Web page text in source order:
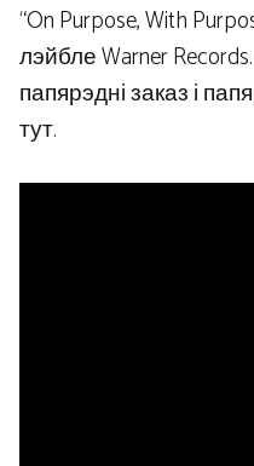
“On Purpose, With
лэйбле Warner
папярэдні заказ і
тут.